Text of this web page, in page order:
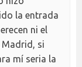
la entrada
ni el
Madrid, si
mí seria la